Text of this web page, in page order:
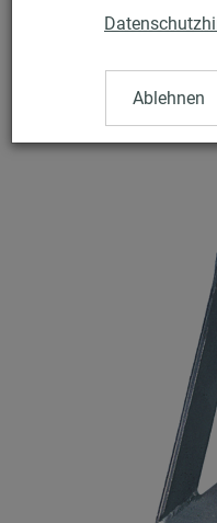
Ablehnen
Winkelhänger ohne